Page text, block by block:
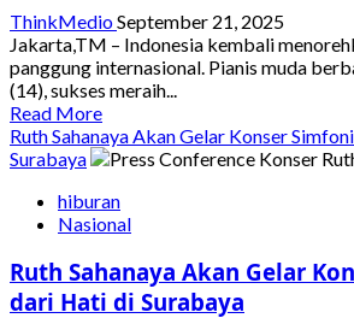
Hadapi
Babak
Baru
ThinkMedioSeptember 21, 2025
Jakarta,TM – Indonesia kembali
panggung internasional. Pianis muda
(14), sukses meraih...
Read MoreRead
more
about
Nama
Indonesia,
Anela
Kaylea
Ruth Sahanaya Akan Gelar Konser
Surabaya
hiburan
Nasional
Ruth Sahanaya Akan Gelar
dari Hati di Surabaya